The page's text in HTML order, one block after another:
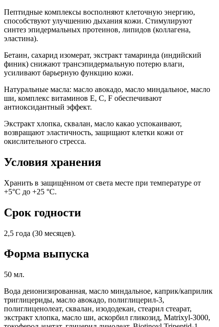
Пептидные комплексы восполняют клеточную энергию,
способствуют улучшению дыхания кожи. Стимулируют
синтез эпидермальных протеинов, липидов (коллагена,
эластина).
Бетаин, сахарид изомерат, экстракт тамаринда (индийский
финик) снижают трансэпидермальную потерю влаги,
усиливают барьерную функцию кожи.
Натуральные масла: масло авокадо, масло миндальное, масло
ши, комплекс витаминов Е, С, F обеспечивают
антиоксидантный эффект.
Экстракт хлопка, сквалан, масло какао успокаивают,
возвращают эластичность, защищают клетки кожи от
окислительного стресса.
Условия хранения
Хранить в защищённом от света месте при температуре от
+5°С до +25 °С.
Срок годности
2,5 года (30 месяцев).
Форма выпуска
50 мл.
Вода деионизированная, масло миндальное, каприк/каприлик
триглицериды, масло авокадо, полиглицерил-3,
полиглиценолеат, сквалан, изододекан, стеарил стеарат,
экстракт хлопка, масло ши, аскорбил гликозид, Matrixyl-3000,